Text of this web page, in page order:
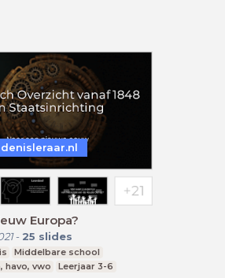
Europa?
- 25 slides
Middelbare school
havo, vwo
Leerjaar 3-6